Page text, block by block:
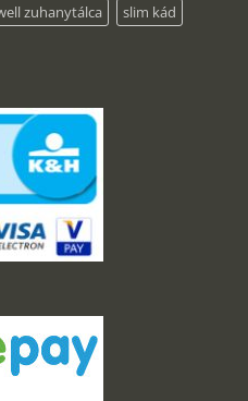
zuhanytálca
slim kád